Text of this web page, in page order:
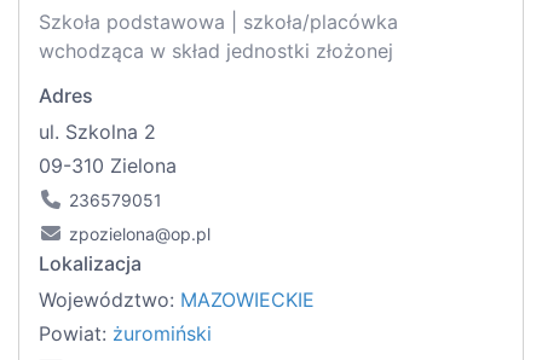
Szkoła podstawowa | szkoła/placówka
wchodząca w skład jednostki złożonej
Adres
ul. Szkolna 2
09-310 Zielona
236579051
zpozielona@op.pl
Lokalizacja
Województwo: MAZOWIECKIE
Powiat: żuromiński